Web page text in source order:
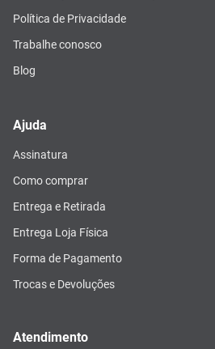
Política de Privacidade
Trabalhe conosco
Blog
Ajuda
Assinatura
Como comprar
Entrega e Retirada
Entrega Loja Física
Forma de Pagamento
Trocas e Devoluções
Atendimento